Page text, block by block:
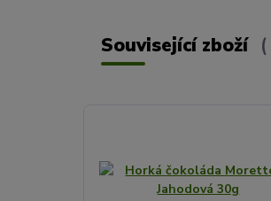
Související zboží